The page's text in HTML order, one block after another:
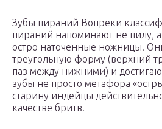
Зубы пираний Вопреки
пираний напоминают не пилу,
остро наточенные ножницы.
треугольную форму (верхний
паз между нижними) и
зубы не просто метафора
старину индейцы
качестве бритв.